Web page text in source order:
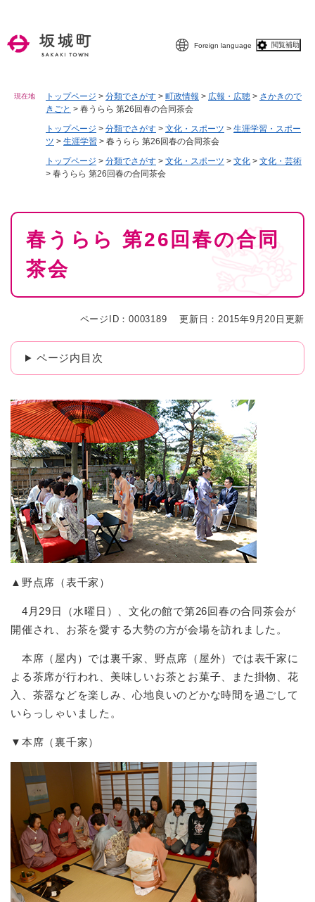
Foreign language 閲覧補助
現在地 トップページ > 分類でさがす > 町政情報 > 広報・広聴 > さかきので
きごと > 春うらら 第26回春の合同茶会
トップページ > 分類でさがす > 文化・スポーツ > 生涯学習・スポー
ツ > 生涯学習 > 春うらら 第26回春の合同茶会
トップページ > 分類でさがす > 文化・スポーツ > 文化 > 文化・芸術
> 春うらら 第26回春の合同茶会
本
春うらら 第26回春の合同
茶会
ページID：0003189 更新日：2015年9月20日更新
ページ内目次
▲野点席（表千家）
4月29日（水曜日）、文化の館で第26回春の合同茶会が
開催され、お茶を愛する大勢の方が会場を訪れました。
本席（屋内）では裏千家、野点席（屋外）では表千家に
よる茶席が行われ、美味しいお茶とお菓子、また掛物、花
入、茶器などを楽しみ、心地良いのどかな時間を過ごして
いらっしゃいました。
▼本席（裏千家）